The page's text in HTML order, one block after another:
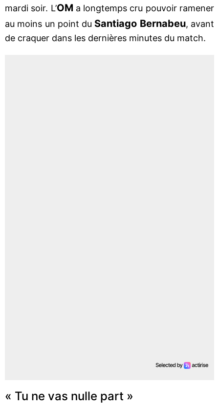
mardi soir. L’OM a longtemps cru pouvoir ramener
au moins un point du Santiago Bernabeu, avant
de craquer dans les dernières minutes du match.
« Tu ne vas nulle part »